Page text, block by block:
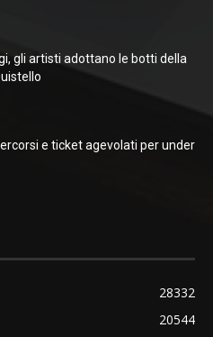
gli artisti adottano le botti della
e ticket agevolati per under
28332
20544